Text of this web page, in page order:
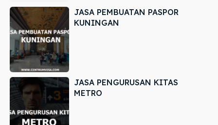
JASA PEMBUATAN PASPOR
KUNINGAN
JASA PENGURUSAN KITAS
METRO